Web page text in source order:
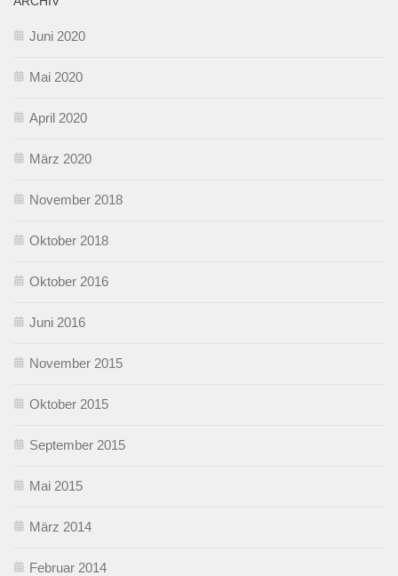
Juni 2020
Mai 2020
April 2020
März 2020
November 2018
Oktober 2018
Oktober 2016
Juni 2016
November 2015
Oktober 2015
September 2015
Mai 2015
März 2014
Februar 2014